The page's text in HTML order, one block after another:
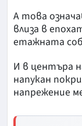
А това
влиза в
етажната
И в центъра
напукан
напрежение